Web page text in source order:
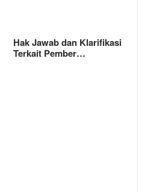
Hak Jawab dan Klarifikasi
Terkait Pember…